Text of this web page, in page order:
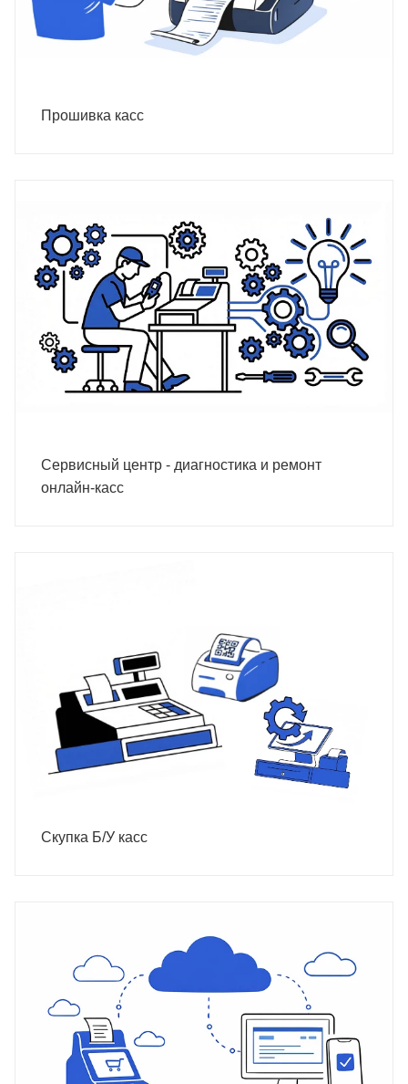
Прошивка касс
Сервисный центр - диагностика и ремонт
онлайн-касс
Скупка Б/У касс